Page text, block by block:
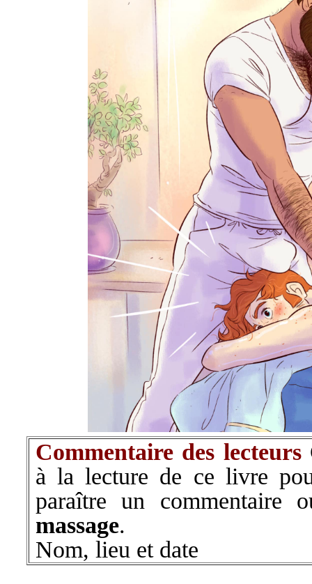
Commentaire des lecteurs
à la lecture de ce livre
paraître un commentaire
massage.
Nom, lieu et date